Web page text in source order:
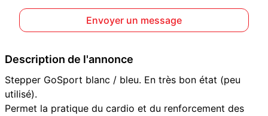
Envoyer un message
Description de l'annonce
Stepper GoSport blanc / bleu. En très bon état (peu
utilisé).
Permet la pratique du cardio et du renforcement des